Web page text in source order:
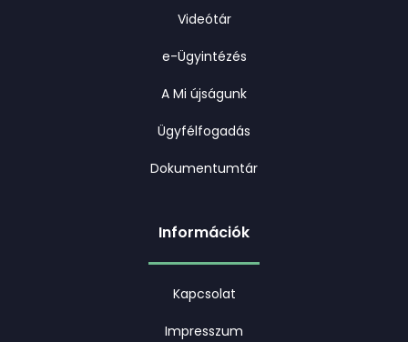
Videótár
e-Ügyintézés
A Mi újságunk
Ügyfélfogadás
Dokumentumtár
Információk
Kapcsolat
Impresszum